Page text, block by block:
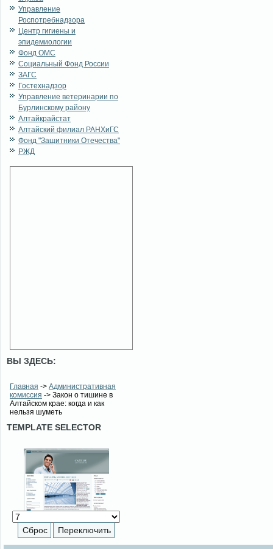
Управление
Роспотребнадзора
Центр гигиены и
эпидемиологии
Фонд ОМС
Социальный Фонд России
ЗАГС
Гостехнадзор
Управление ветеринарии по
Бурлинскому району
Алтайкрайстат
Алтайский филиал РАНХиГС
Фонд "Защитники Отечества"
РЖД
ВЫ ЗДЕСЬ:
Главная -> Административная
комиссия -> Закон о тишине в
Алтайском крае: когда и как
нельзя шуметь
TEMPLATE SELECTOR